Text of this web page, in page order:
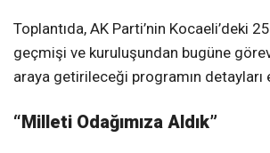
Toplantıda, AK Parti’nin Kocaeli’deki
geçmişi ve kuruluşundan bugüne
araya getirileceği programın detayları
“Milleti Odağımıza Aldık”